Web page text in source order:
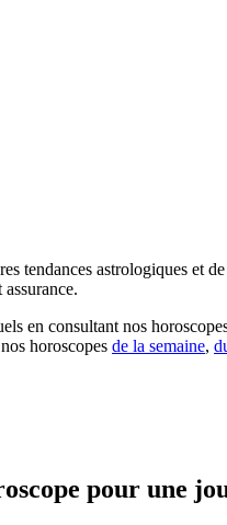
tendances astrologiques et
en consultant nos
horoscopes de la semaine,
pour une